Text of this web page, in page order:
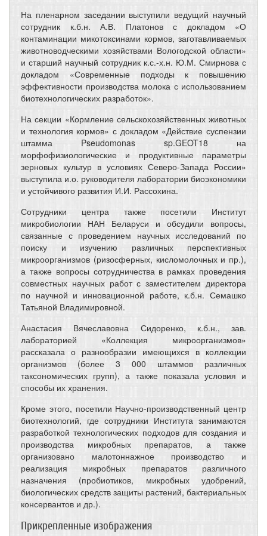
На пленарном заседании выступили ведущий научный
сотрудник к.б.н. А.В. Платонов с докладом «О
контаминации микотоксинами кормов, заготавливаемых
животноводческими хозяйствами Вологодской области»
и старший научный сотрудник к.с.-х.н. Ю.М. Смирнова с
докладом «Современные подходы к повышению
эффективности производства молока с использованием
биотехнологических разработок».
На секции «Кормление сельскохозяйственных животных
и технология кормов» с докладом «Действие суспензии
штамма Pseudomonas sp.GEOT18 на
морфофизиологические и продуктивные параметры
зерновых культур в условиях Северо-Запада России»
выступила и.о. руководителя лаборатории биоэкономики
и устойчивого развития И.И. Рассохина.
Сотрудники центра также посетили Институт
микробиологии НАН Беларуси и обсудили вопросы,
связанные с проведением научных исследований по
поиску и изучению различных перспективных
микроорганизмов (ризосферных, кисломолочных и пр.),
а также вопросы сотрудничества в рамках проведения
совместных научных работ с заместителем директора
по научной и инновационной работе, к.б.н. Семашко
Татьяной Владимировной.
Анастасия Вячеславовна Сидоренко, к.б.н., зав.
лабораторией «Коллекция микроорганизмов»
рассказала о разнообразии имеющихся в коллекции
организмов (более 3 000 штаммов различных
таксономических групп), а также показала условия и
способы их хранения.
Кроме этого, посетили Научно-производственный центр
биотехнологий, где сотрудники Института занимаются
разработкой технологических подходов для создания и
производства микробных препаратов, а также
организовано малотоннажное производство и
реализация микробных препаратов различного
назначения (пробиотиков, микробных удобрений,
биологических средств защиты растений, бактериальных
консервантов и др.).
Прикрепленные изображения